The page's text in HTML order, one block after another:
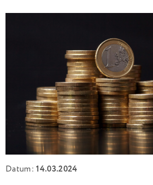
Datum:14.03.2024